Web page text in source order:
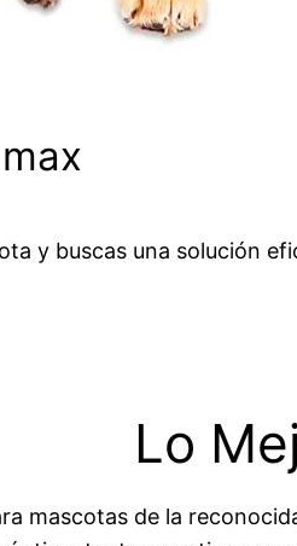
y buscas una solución
Lo
mascotas de la